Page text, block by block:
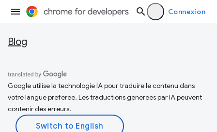
Connexion
Blog
Google utilise la technologie IA pour traduire le contenu dans
votre langue préférée. Les traductions générées par IA peuvent
contenir des erreurs.